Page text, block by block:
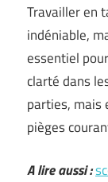
Travailler en
indéniable,
essentiel
clarté dans
parties,
pièges
A lire aussi :